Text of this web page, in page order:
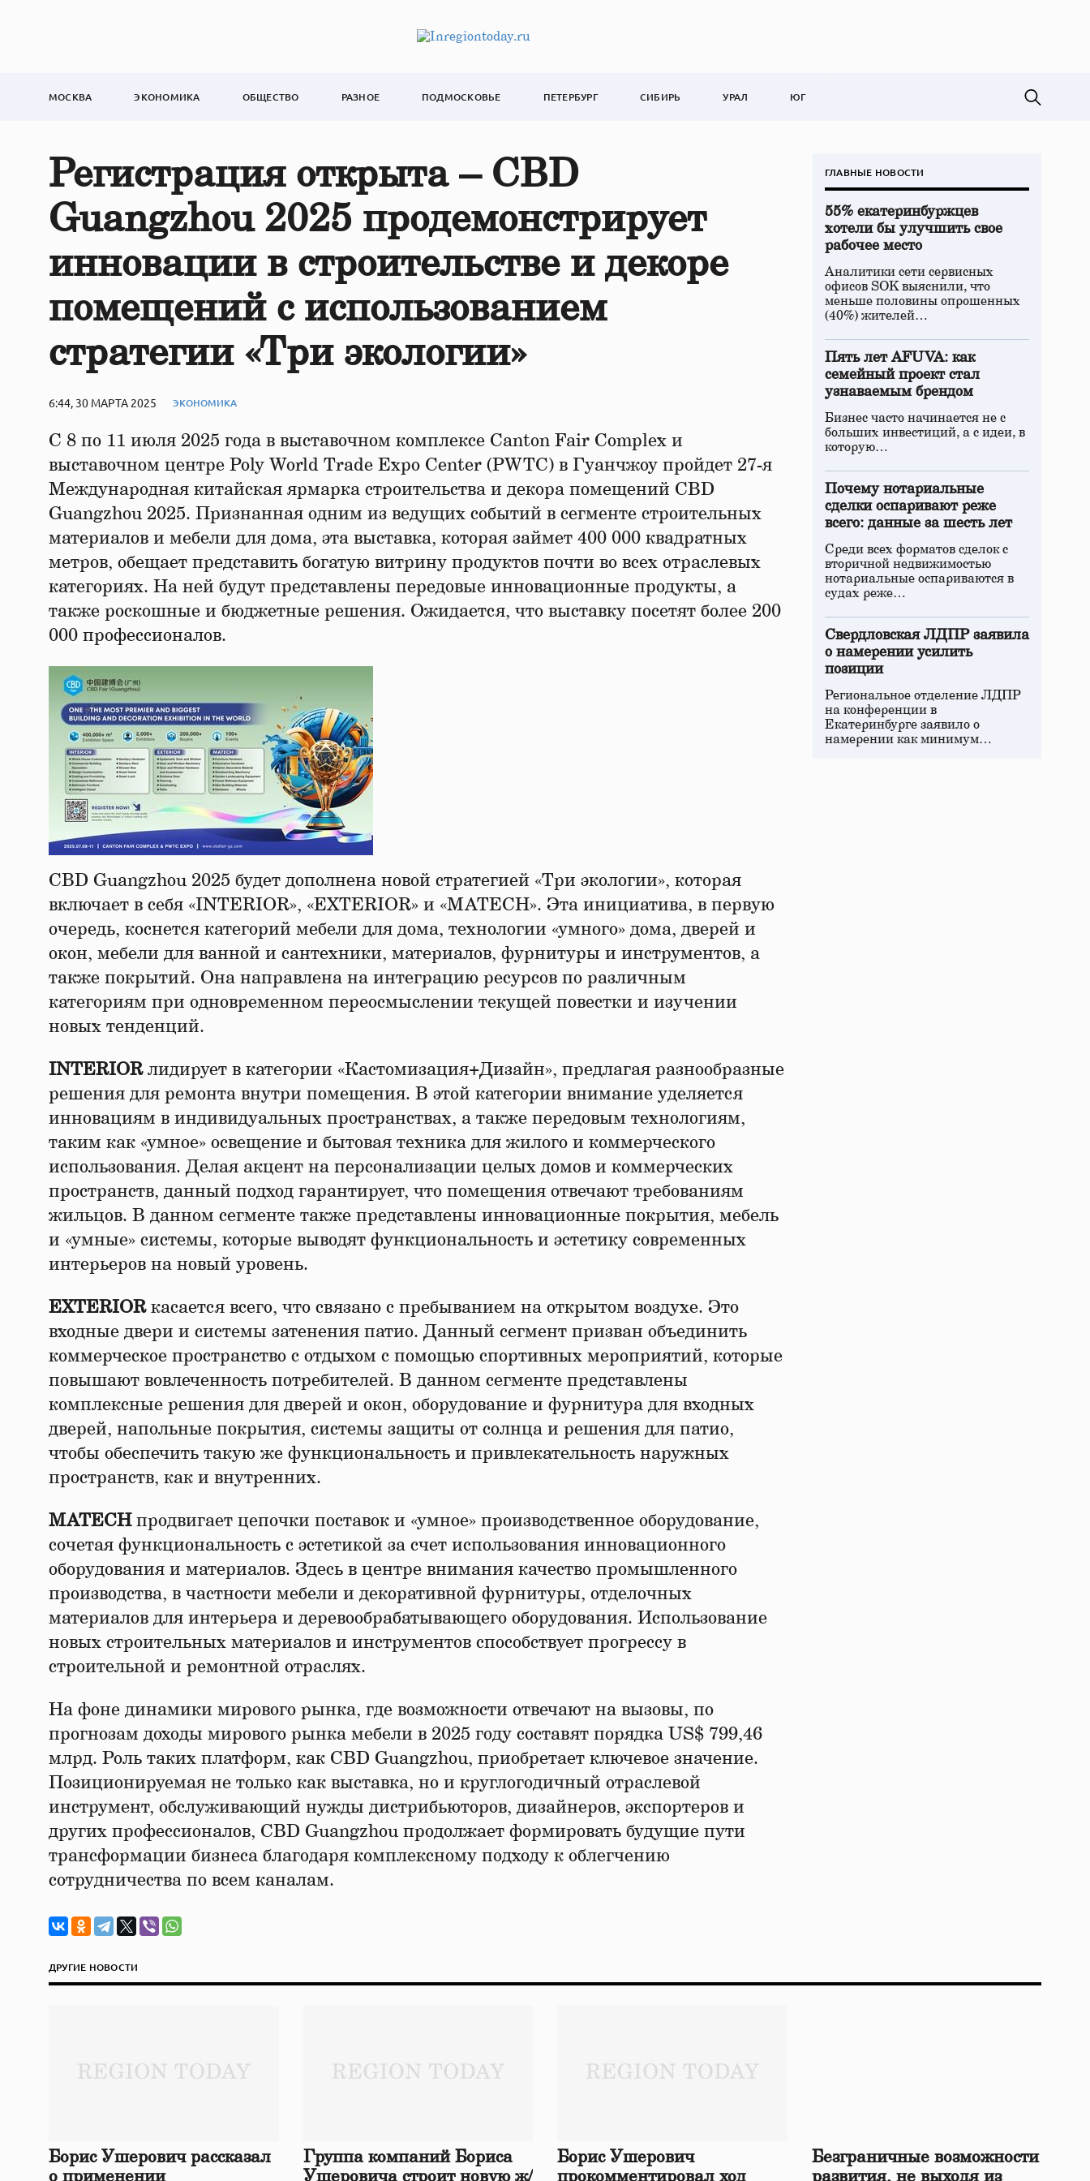
МОСКВА ЭКОНОМИКА ОБЩЕСТВО РАЗНОЕ ПОДМОСКОВЬЕ ПЕТЕРБУРГ СИБИРЬ УРАЛ ЮГ
Регистрация открыта – CBD
Guangzhou 2025 продемонстрирует
инновации в строительстве и декоре
помещений с использованием
стратегии «Три экологии»
6:44, 30 МАРТА 2025 ЭКОНОМИКА
С 8 по 11 июля 2025 года в выставочном комплексе Canton Fair Complex и
выставочном центре Poly World Trade Expo Center (PWTC) в Гуанчжоу пройдет 27-я
Международная китайская ярмарка строительства и декора помещений CBD
Guangzhou 2025. Признанная одним из ведущих событий в сегменте строительных
материалов и мебели для дома, эта выставка, которая займет 400 000 квадратных
метров, обещает представить богатую витрину продуктов почти во всех отраслевых
категориях. На ней будут представлены передовые инновационные продукты, а
также роскошные и бюджетные решения. Ожидается, что выставку посетят более 200
000 профессионалов.
CBD Guangzhou 2025 будет дополнена новой стратегией «Три экологии», которая
включает в себя «INTERIOR», «EXTERIOR» и «MATECH». Эта инициатива, в первую
очередь, коснется категорий мебели для дома, технологии «умного» дома, дверей и
окон, мебели для ванной и сантехники, материалов, фурнитуры и инструментов, а
также покрытий. Она направлена на интеграцию ресурсов по различным
категориям при одновременном переосмыслении текущей повестки и изучении
новых тенденций.
INTERIORлидирует в категории «Кастомизация+Дизайн», предлагая разнообразные
решения для ремонта внутри помещения. В этой категории внимание уделяется
инновациям в индивидуальных пространствах, а также передовым технологиям,
таким как «умное» освещение и бытовая техника для жилого и коммерческого
использования. Делая акцент на персонализации целых домов и коммерческих
пространств, данный подход гарантирует, что помещения отвечают требованиям
жильцов. В данном сегменте также представлены инновационные покрытия, мебель
и «умные» системы, которые выводят функциональность и эстетику современных
интерьеров на новый уровень.
EXTERIORкасается всего, что связано с пребыванием на открытом воздухе. Это
входные двери и системы затенения патио. Данный сегмент призван объединить
коммерческое пространство с отдыхом с помощью спортивных мероприятий, которые
повышают вовлеченность потребителей. В данном сегменте представлены
комплексные решения для дверей и окон, оборудование и фурнитура для входных
дверей, напольные покрытия, системы защиты от солнца и решения для патио,
чтобы обеспечить такую же функциональность и привлекательность наружных
пространств, как и внутренних.
MATECHпродвигает цепочки поставок и «умное» производственное оборудование,
сочетая функциональность с эстетикой за счет использования инновационного
оборудования и материалов. Здесь в центре внимания качество промышленного
производства, в частности мебели и декоративной фурнитуры, отделочных
материалов для интерьера и деревообрабатывающего оборудования. Использование
новых строительных материалов и инструментов способствует прогрессу в
строительной и ремонтной отраслях.
На фоне динамики мирового рынка, где возможности отвечают на вызовы, по
прогнозам доходы мирового рынка мебели в 2025 году составят порядка US$ 799,46
млрд. Роль таких платформ, как CBD Guangzhou, приобретает ключевое значение.
Позиционируемая не только как выставка, но и круглогодичный отраслевой
инструмент, обслуживающий нужды дистрибьюторов, дизайнеров, экспортеров и
других профессионалов, CBD Guangzhou продолжает формировать будущие пути
трансформации бизнеса благодаря комплексному подходу к облегчению
сотрудничества по всем каналам.
ГЛАВНЫЕ НОВОСТИ
55% екатеринбуржцев
хотели бы улучшить свое
рабочее место
Аналитики сети сервисных
офисов SOK выяснили, что
меньше половины опрошенных
(40%) жителей…
Пять лет AFUVA: как
семейный проект стал
узнаваемым брендом
Бизнес часто начинается не с
больших инвестиций, а с идеи, в
которую…
Почему нотариальные
сделки оспаривают реже
всего: данные за шесть лет
Среди всех форматов сделок с
вторичной недвижимостью
нотариальные оспариваются в
судах реже…
Свердловская ЛДПР заявила
о намерении усилить
позиции
Региональное отделение ЛДПР
на конференции в
Екатеринбурге заявило о
намерении как минимум…
ДРУГИЕ НОВОСТИ
Борис Ушерович рассказал
о применении
Группа компаний Бориса
Ушеровича строит новую ж/
Борис Ушерович
прокомментировал ход
Безграничные возможности
развития, не выходя из